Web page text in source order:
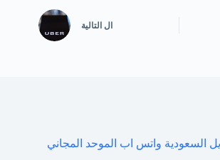
ال التالية
السعودية واتس اب الموحد المجاني